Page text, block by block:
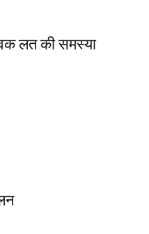
लत की समस्या